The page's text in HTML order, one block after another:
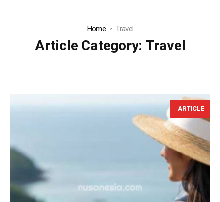
Home Travel
Article Category: Travel
ARTICLE